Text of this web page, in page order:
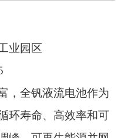
再生能源并网
力。以下是目
制造项目概
点。